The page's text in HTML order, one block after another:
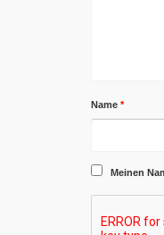
Name *
Meinen